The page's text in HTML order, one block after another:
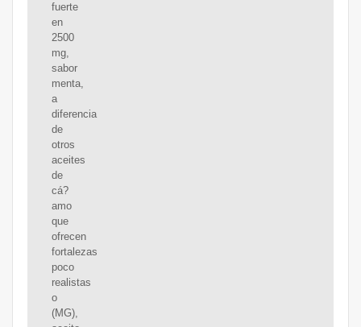
fuerte
en
2500
mg,
sabor
menta,
a
diferencia
de
otros
aceites
de
cá?
amo
que
ofrecen
fortalezas
poco
realistas
o
(MG),